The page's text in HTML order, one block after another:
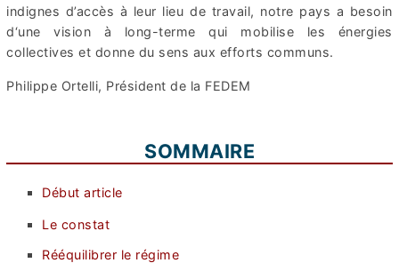
indignes d’accès à leur lieu de travail, notre pays a besoin
d‘une vision à long-terme qui mobilise les énergies
collectives et donne du sens aux efforts communs.
Philippe Ortelli, Président de la FEDEM
SOMMAIRE
Début article
Le constat
Rééquilibrer le régime